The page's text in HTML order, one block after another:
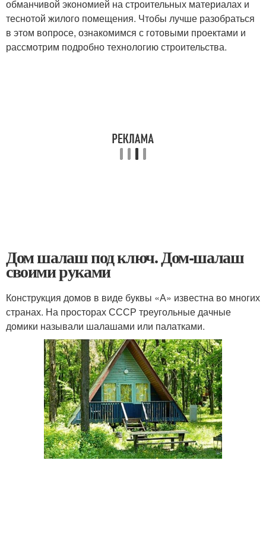
обманчивой экономией на строительных материалах и
теснотой жилого помещения. Чтобы лучше разобраться
в этом вопросе, ознакомимся с готовыми проектами и
рассмотрим подробно технологию строительства.
Дом шалаш под ключ. Дом-шалаш
своими руками
Конструкция домов в виде буквы «А» известна во многих
странах. На просторах СССР треугольные дачные
домики называли шалашами или палатками.